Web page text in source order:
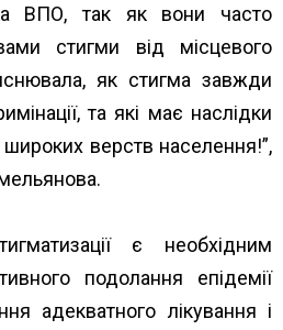
ВПО, так як вони часто
стигми від місцевого
як стигма завжди
та які має наслідки
верств населення!”,
є необхідним
подолання епідемії
адекватного лікування і